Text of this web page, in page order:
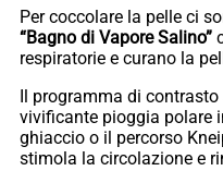
Per coccolare la pelle ci
“Bagno di Vapore Salino”
respiratorie e curano la
Il programma di
vivificante pioggia polare
ghiaccio o il percorso
stimola la circolazione e